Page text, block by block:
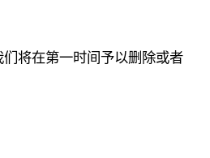
将在第一时间予以删除或者